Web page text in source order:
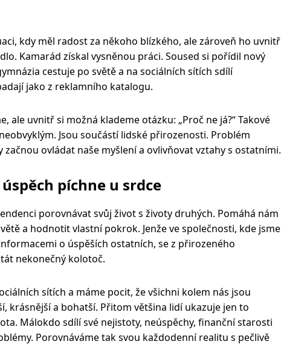
kdy měl radost za někoho blízkého, ale zároveň ho uvnitř
Kamarád získal vysněnou práci. Soused si pořídil nový
cestuje po světě a na sociálních sítích sdílí
jako z reklamního katalogu.
ale uvnitř si možná klademe otázku: „Proč ne já?“ Takové
Jsou součástí lidské přirozenosti. Problém
začnou ovládat naše myšlení a ovlivňovat vztahy s ostatními.
píchne u srdce
porovnávat svůj život s životy druhých. Pomáhá nám
a hodnotit vlastní pokrok. Jenže ve společnosti, kde jsme
o úspěších ostatních, se z přirozeného
nekonečný kolotoč.
sítích a máme pocit, že všichni kolem nás jsou
krásnější a bohatší. Přitom většina lidí ukazuje jen to
Málokdo sdílí své nejistoty, neúspěchy, finanční starosti
Porovnáváme tak svou každodenní realitu s pečlivě